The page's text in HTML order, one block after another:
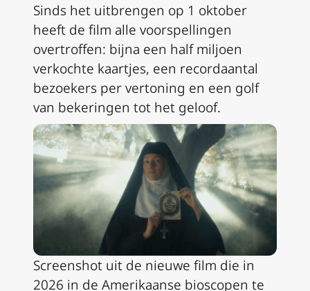
Sinds het uitbrengen op 1 oktober
heeft de film alle voorspellingen
overtroffen: bijna een half miljoen
verkochte kaartjes, een recordaantal
bezoekers per vertoning en een golf
van bekeringen tot het geloof.
Screenshot uit de nieuwe film die in
2026 in de Amerikaanse bioscopen te